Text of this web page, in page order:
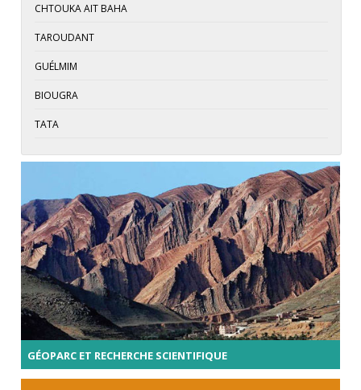
CHTOUKA AIT BAHA
TAROUDANT
GUÉLMIM
BIOUGRA
TATA
GÉOPARC ET RECHERCHE SCIENTIFIQUE